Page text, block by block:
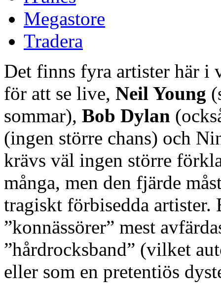
Megastore
Tradera
Det finns fyra artister här i
för att se live, Neil Young
sommar), Bob Dylan
(ingen större chans) och
krävs väl ingen större
många, men den fjärde
tragiskt förbisedda artister.
”konnässörer” mest
”hårdrocksband” (vilket
eller som en pretentiös